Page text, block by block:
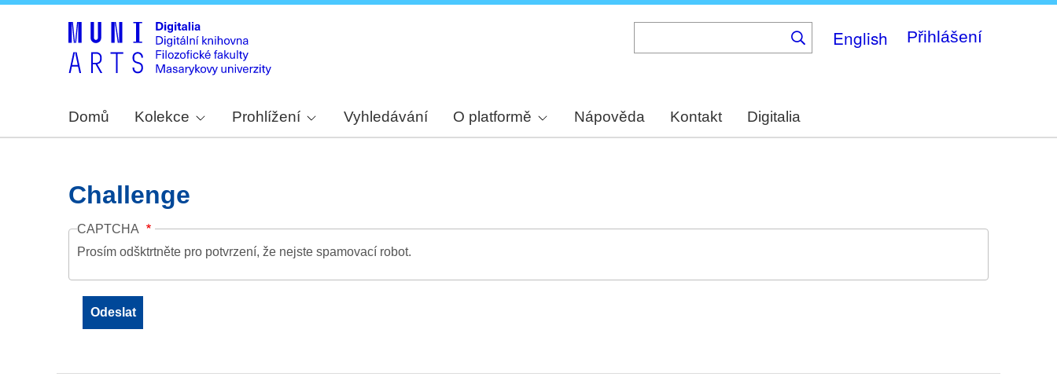
English Přihlášení
Domů Kolekce Prohlížení Vyhledávání O platformě Nápověda Kontakt Digitalia
Challenge
CAPTCHA
Prosím odšktrtněte pro potvrzení, že nejste spamovací robot.